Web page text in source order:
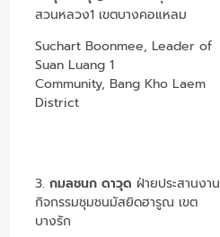
สวนหลวง1 เขตบางคอแหลม
Suchart Boonmee, Leader of
Suan Luang 1
Community, Bang Kho Laem
District
3.กมลชนก ดาวุด ฝ่ายประสานงาน
กิจกรรมชุมชนมัสยิดฮารูณ เขต
บางรัก